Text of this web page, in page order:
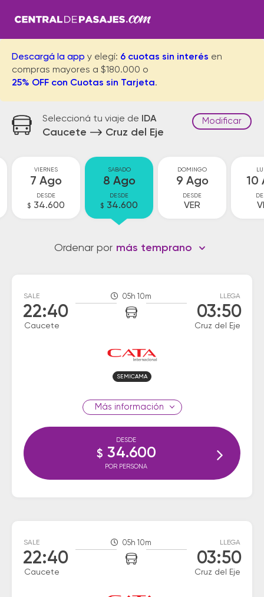
Descargá la app y elegí: 6 cuotas sin interés en
compras mayores a $180.000 o
25% OFF con Cuotas sin Tarjeta.
Seleccioná tu viaje de IDA
Caucete Cruz del Eje
Modificar
VIERNES
7 Ago
DESDE
$ 34.600
SABADO
8 Ago
DESDE
$ 34.600
DOMINGO
9 Ago
DESDE
VER
10
Ordenar por más temprano
SALE
22:40
Caucete
05h 10m LLEGA
03:50
Cruz del Eje
SEMICAMA
información
DESDE
$ 34.600
POR PERSONA
SALE
22:40
Caucete
05h 10m LLEGA
03:50
Cruz del Eje